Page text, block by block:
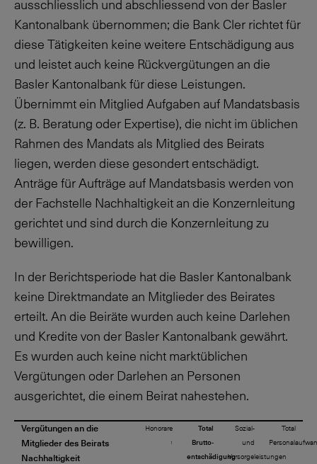
ausschliesslich und abschliessend von der Basler
Kantonalbank übernommen; die Bank Cler richtet für
diese Tätigkeiten keine weitere Entschädigung aus
und leistet auch keine Rückvergütungen an die
Basler Kantonalbank für diese Leistungen.
Übernimmt ein Mitglied Aufgaben auf Mandatsbasis
(z. B. Beratung oder Expertise), die nicht im üblichen
Rahmen des Mandats als Mitglied des Beirats
liegen, werden diese gesondert entschädigt.
Anträge für Aufträge auf Mandatsbasis werden von
der Fachstelle Nachhaltigkeit an die Konzernleitung
gerichtet und sind durch die Konzernleitung zu
bewilligen.
In der Berichtsperiode hat die Basler Kantonalbank
keine Direktmandate an Mitglieder des Beirates
erteilt. An die Beiräte wurden auch keine Darlehen
und Kredite von der Basler Kantonalbank gewährt.
Es wurden auch keine nicht marktüblichen
Vergütungen oder Darlehen an Personen
ausgerichtet, die einem Beirat nahestehen.
Vergütungen an die
Mitglieder des Beirats
Nachhaltigkeit
Honorare
1
Total
Brutto-
entschädigung
Sozial-
und
Vorsorgeleistungen
Total